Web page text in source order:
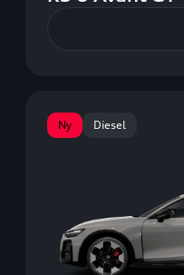
Ny Diesel